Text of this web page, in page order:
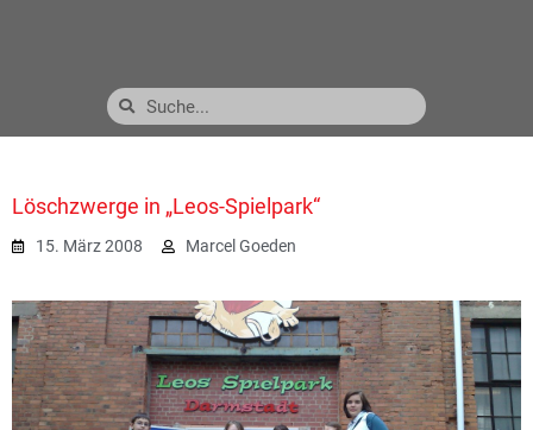
Löschzwerge in „Leos-Spielpark“
15. März 2008 Marcel Goeden